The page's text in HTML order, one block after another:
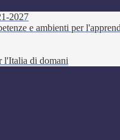
2027
e ambienti per
l'Italia di domani